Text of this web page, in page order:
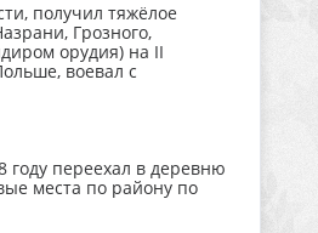
получил тяжёлое
Грозного,
орудия) на II
воевал с
переехал в деревню
места по району по